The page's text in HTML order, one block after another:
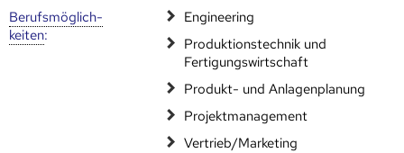
Berufs­möglich­
keiten:
Engineering
Produktionstechnik und
Fertigungswirtschaft
Produkt- und Anlagenplanung
Projektmanagement
Vertrieb/Marketing